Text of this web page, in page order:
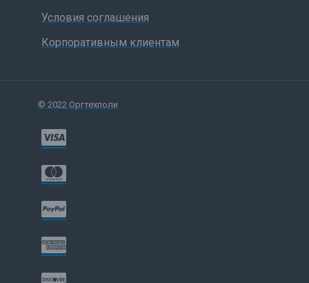
Условия соглашения
Корпоративным клиентам
© 2022 Оргтехполи